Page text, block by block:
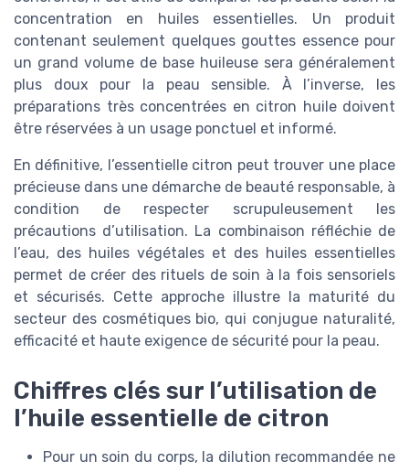
concentration en huiles essentielles. Un produit
contenant seulement quelques gouttes essence pour
un grand volume de base huileuse sera généralement
plus doux pour la peau sensible. À l’inverse, les
préparations très concentrées en citron huile doivent
être réservées à un usage ponctuel et informé.
En définitive, l’essentielle citron peut trouver une place
précieuse dans une démarche de beauté responsable, à
condition de respecter scrupuleusement les
précautions d’utilisation. La combinaison réfléchie de
l’eau, des huiles végétales et des huiles essentielles
permet de créer des rituels de soin à la fois sensoriels
et sécurisés. Cette approche illustre la maturité du
secteur des cosmétiques bio, qui conjugue naturalité,
efficacité et haute exigence de sécurité pour la peau.
Chiffres clés sur l’utilisation de
l’huile essentielle de citron
Pour un soin du corps, la dilution recommandée ne